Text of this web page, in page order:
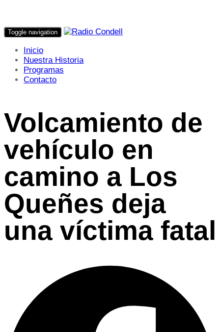
Toggle navigation
Inicio
Nuestra Historia
Programas
Contacto
Volcamiento de
vehículo en
camino a Los
Queñes deja
una víctima fatal